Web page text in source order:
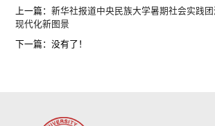
上一篇：新华社报道中央民族大学暑期社会实践
现代化新图景
下一篇：没有了！